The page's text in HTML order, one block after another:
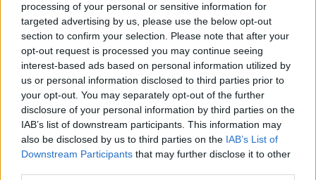
processing of your personal or sensitive information for
targeted advertising by us, please use the below opt-out
section to confirm your selection. Please note that after your
opt-out request is processed you may continue seeing
interest-based ads based on personal information utilized by
us or personal information disclosed to third parties prior to
your opt-out. You may separately opt-out of the further
disclosure of your personal information by third parties on the
IAB’s list of downstream participants. This information may
also be disclosed by us to third parties on the IAB’s List of
Downstream Participants that may further disclose it to other